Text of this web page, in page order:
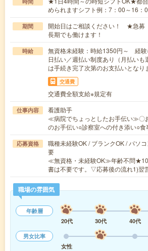
められますシフト例：7：00～16
期間
開始日はご相談ください！ ★急募
長期でも働けます！
時給
無資格未経験：時給1350円～ 経
日払い／週払い制度あり（月払い
は手続き完了次第のお支払いとなり
交通費
交通費全額支給※規定有
仕事内容
看護助手
≪病院でちょっとしたお手伝い≫〇
のお手伝い○診察室への付き添い○
応募資格
職種未経験OK / ブランクOK / パソ
要
≪無資格・未経験OK≫年齢不問
書は不要です。▽応募後の流れ1)翌
職場の雰囲気
年齢層
20代
30代 40代
男女比率
女性